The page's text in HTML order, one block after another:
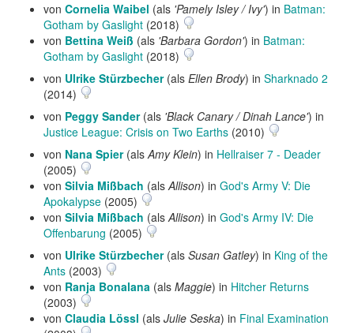
von Cornelia Waibel (als 'Pamely Isley / Ivy') in Batman:
Gotham by Gaslight (2018)
von Bettina Weiß (als 'Barbara Gordon') in Batman:
Gotham by Gaslight (2018)
von Ulrike Stürzbecher(als Ellen Brody) in Sharknado 2
(2014)
von Peggy Sander(als 'Black Canary / Dinah Lance') in
Justice League: Crisis on Two Earths (2010)
von Nana Spier(alsAmy Klein) in Hellraiser 7 - Deader
(2005)
von Silvia Mißbach (alsAllison) in God's Army V: Die
Apokalypse (2005)
von Silvia Mißbach (alsAllison) in God's Army IV: Die
Offenbarung (2005)
von Ulrike Stürzbecher(als Susan Gatley) in King of the
Ants (2003)
von Ranja Bonalana (als Maggie) in Hitcher Returns
(2003)
von Claudia Lössl (als Julie Seska) in Final Examination